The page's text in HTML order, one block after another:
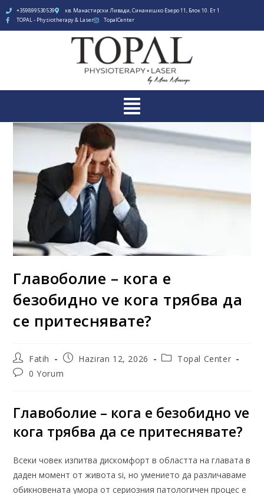
+359899530539
кв. Манастирски Ливади, Синанишко Езеро 11, Блок 10. Ет 1
TOPAL - Physiotherapy & Laser
TopalCenter
Главоболие – кога е
безобидно ve кога трябва да
се притеснявате?
Fatih Haziran 12, 2026
Topal Center
0 Yorum
Главоболие – кога е безобидно ve
кога трябва да се притеснявате?
Всеки човек изпитва дискомфорт в областта на главата в
даден момент от живота si, но умението да различаваме
обикновената умора от сериозния патологичен процес е